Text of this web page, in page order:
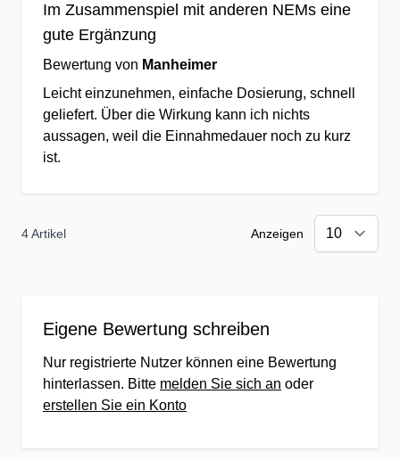
✔durch Kommunikation mit 10.000-
den Kunden in ganz Europa.
✔Gewinnen Sie mit uns an
Lebensqualität durch optimale
Ernährung!
Qualität mit optimaler
Ernährungsnutzens
Ausgangsstoffe zur Erreichung bester
Versorgung
Lebensmittelgutachter für den
Im Zusammenspiel mit anderen NEMs eine
gute Ergänzung
Bewertung von Manheimer
Leicht einzunehmen, einfache Dosierung, schnell
geliefert. Über die Wirkung kann ich nichts
aussagen, weil die Einnahmedauer noch zu kurz
ist.
4 Artikel Anzeigen
Eigene Bewertung schreiben
Nur registrierte Nutzer können eine Bewertung
hinterlassen. Bitte melden Sie sich an oder
erstellen Sie ein Konto